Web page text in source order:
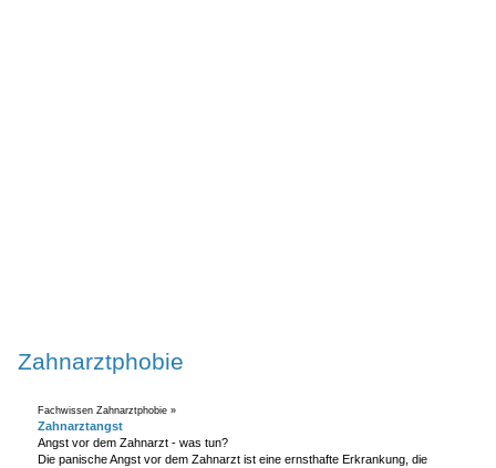
Zahnarztphobie
Fachwissen Zahnarztphobie »
Zahnarztangst
Angst vor dem Zahnarzt - was tun?
Die panische Angst vor dem Zahnarzt ist eine ernsthafte Erkrankung, die